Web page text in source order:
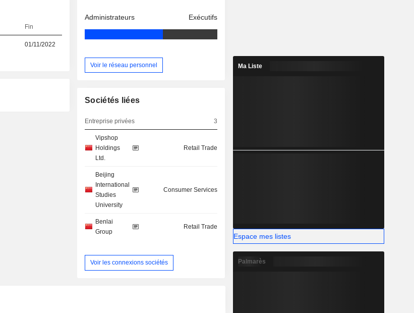
Fin
01/11/2022
Administrateurs Exécutifs
Voir le réseau personnel
Sociétés liées
Entreprise privées 3
Vipshop
Holdings
Ltd.
Retail Trade
Beijing
International
Studies
University
Consumer Services
Benlai
Group
Retail Trade
Voir les connexions sociétés
Ma Liste
Espace mes listes
Palmarès